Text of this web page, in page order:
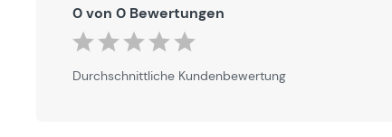
0 von 0 Bewertungen
Durchschnittliche Bewertung von 0 von 5 Sternen
Durchschnittliche Kundenbewertung